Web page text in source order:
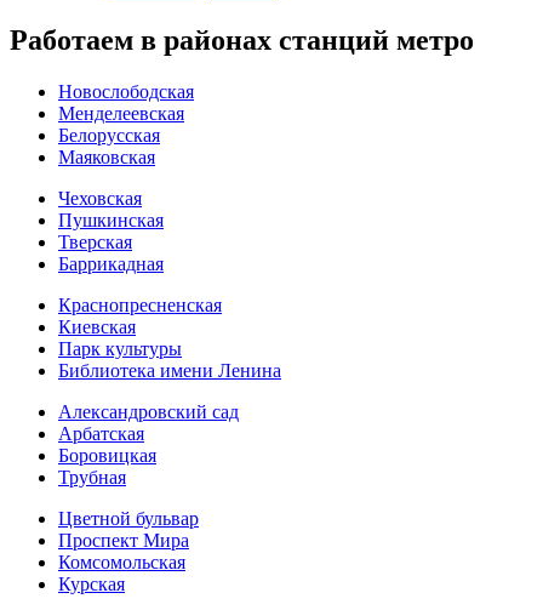
Работаем в районах станций метро
Новослободская
Менделеевская
Белорусская
Маяковская
Чеховская
Пушкинская
Тверская
Баррикадная
Краснопресненская
Киевская
Парк культуры
Библиотека имени Ленина
Александровский сад
Арбатская
Боровицкая
Трубная
Цветной бульвар
Проспект Мира
Комсомольская
Курская